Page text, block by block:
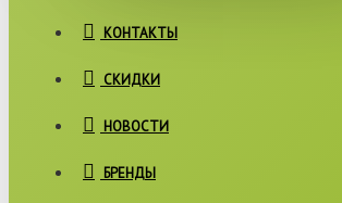
КОНТАКТЫ
СКИДКИ
НОВОСТИ
БРЕНДЫ